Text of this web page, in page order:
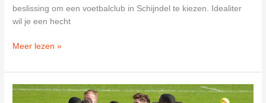
beslissing om een voetbalclub in Schijndel te kiezen. Idealiter
wil je een hecht
Dames
Alico
in
Schijndel
Meer lezen »